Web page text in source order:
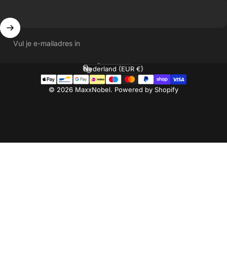
Vul je e-mailadres in
© 2026 MaxxNobel. Powered by Shopify
Taal
Land/regio
Nederland (EUR €)